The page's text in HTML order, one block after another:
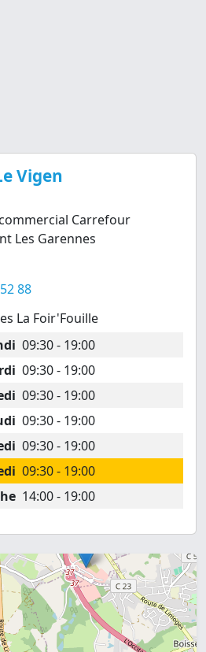
Vigen
Carrefour
Les Garennes
88
La Foir'Fouille
09:30 - 19:00
09:30 - 19:00
09:30 - 19:00
09:30 - 19:00
09:30 - 19:00
09:30 - 19:00
14:00 - 19:00